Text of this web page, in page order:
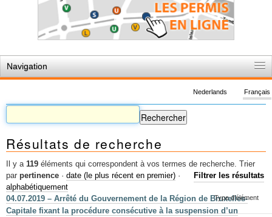
Navigation
Règles du jeu
Permis d'urbanisme
Cartographie
Etudes et publications
Mots-clés
Renseignements urbanistiques
Français
Nederlands
Résultats de recherche
Il y a 119 éléments qui correspondent à vos termes de recherche.
Filtrer les résultats
Type d'élément
Trier
par pertinence · date (le plus récent en premier) ·
alphabétiquement
04.07.2019 – Arrêté du Gouvernement de la Région de Bruxelles-
Capitale fixant la procédure consécutive à la suspension d’un